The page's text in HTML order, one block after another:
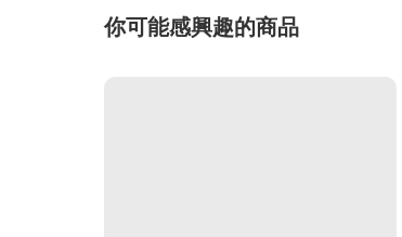
你可能感興趣的商品